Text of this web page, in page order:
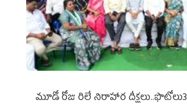
మూడో రోజు రిలే నిరాహార దీక్షలు..ఫొటోలు3